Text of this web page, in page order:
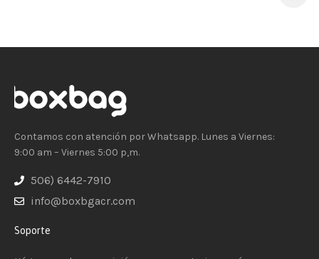
Contamos con atención por Whatsapp. Lunes a Viernes:
9:00 am – Viernes 5:00 p,m.
506) 6442-7910
info@boxbgacr.com
Soporte